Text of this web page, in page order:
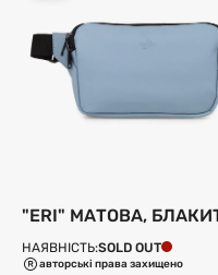
"ERI" МАТОВА,
НАЯВНІСТЬ:SOLD OUT
авторські права захищено